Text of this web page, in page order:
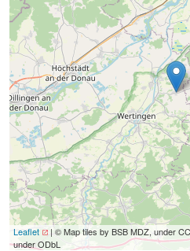
Leaflet
| © Map tiles by BSB MDZ, under
under ODbL